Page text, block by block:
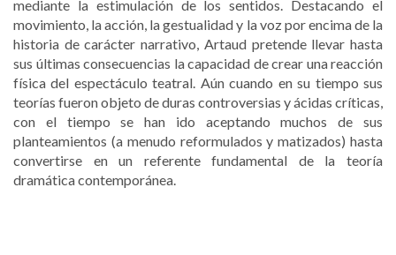
mediante la estimulación de los sentidos. Destacando el
movimiento, la acción, la gestualidad y la voz por encima de la
historia de carácter narrativo, Artaud pretende llevar hasta
sus últimas consecuencias la capacidad de crear una reacción
física del espectáculo teatral. Aún cuando en su tiempo sus
teorías fueron objeto de duras controversias y ácidas críticas,
con el tiempo se han ido aceptando muchos de sus
planteamientos (a menudo reformulados y matizados) hasta
convertirse en un referente fundamental de la teoría
dramática contemporánea.